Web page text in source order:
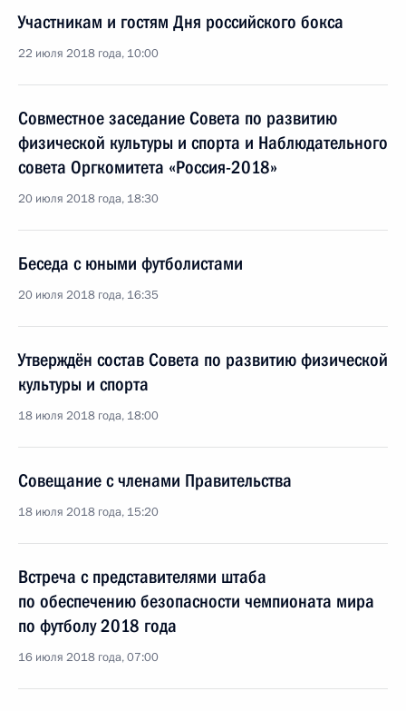
Участникам и гостям Дня российского бокса
22 июля 2018 года, 10:00
Совместное заседание Совета по развитию
физической культуры и спорта и Наблюдательного
совета Оргкомитета «Россия-2018»
20 июля 2018 года, 18:30
Беседа с юными футболистами
20 июля 2018 года, 16:35
Утверждён состав Совета по развитию физической
культуры и спорта
18 июля 2018 года, 18:00
Совещание с членами Правительства
18 июля 2018 года, 15:20
Встреча с представителями штаба
по обеспечению безопасности чемпионата мира
по футболу 2018 года
16 июля 2018 года, 07:00